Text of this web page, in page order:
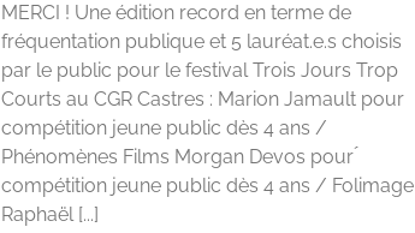
MERCI ! Une édition record en terme de
fréquentation publique et 5 lauréat.e.s choisis
par le public pour le festival Trois Jours Trop
Courts au CGR Castres : Marion Jamault pour
compétition jeune public dès 4 ans /
Phénomènes Films Morgan Devos pour ́
compétition jeune public dès 4 ans / Folimage
Raphaël [...]